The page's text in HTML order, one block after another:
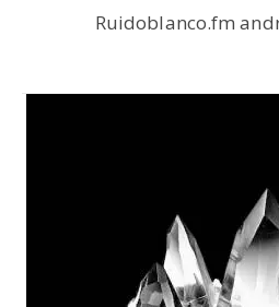
Ruidoblanco.fm